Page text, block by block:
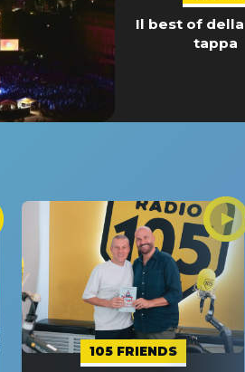
Il best of
tappa
105 FRIENDS